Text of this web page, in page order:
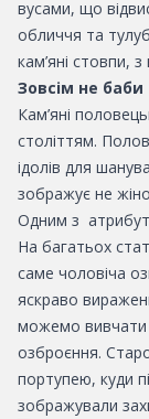
вусами, що
обличчя та
кам’яні стовпи,
Зовсім не баби
Кам’яні
століттям.
ідолів для
зображує не
Одним з
На багатьох
саме чоловіча
яскраво
можемо вивчати
озброєння.
портупею, куди
зображували